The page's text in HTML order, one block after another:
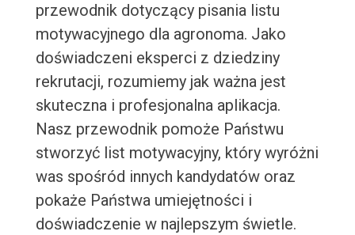
przewodnik dotyczący pisania listu
motywacyjnego dla agronoma. Jako
doświadczeni eksperci z dziedziny
rekrutacji, rozumiemy jak ważna jest
skuteczna i profesjonalna aplikacja.
Nasz przewodnik pomoże Państwu
stworzyć list motywacyjny, który wyróżni
was spośród innych kandydatów oraz
pokaże Państwa umiejętności i
doświadczenie w najlepszym świetle.